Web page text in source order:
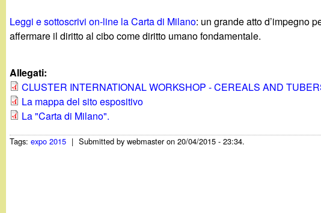
Leggi e sottoscrivi on-line la Carta di Milano: un grande atto d’impegno
affermare il diritto al cibo come diritto umano fondamentale.
Allegati:
CLUSTER INTERNATIONAL WORKSHOP - CEREALS AND
La mappa del sito espositivo
La "Carta di Milano".
Tags:expo 2015 | Submitted bywebmasteron 20/04/2015 - 23:34.